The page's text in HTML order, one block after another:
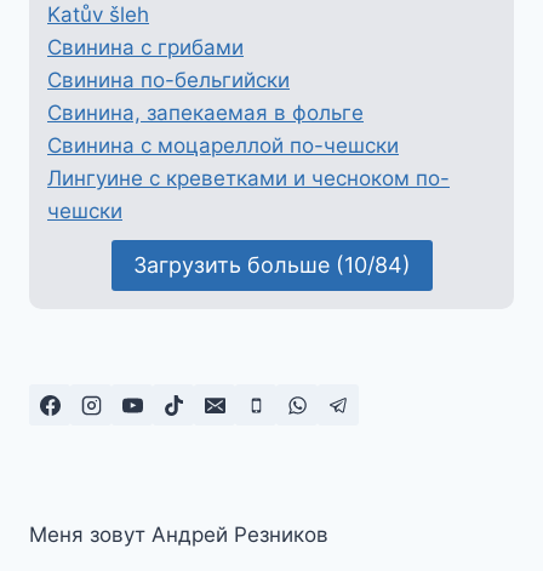
Katův šleh
Свинина с грибами
Свинина по-бельгийски
Свинина, запекаемая в фольге
Свинина с моцареллой по-чешски
Лингуине с креветками и чесноком по-
чешски
Загрузить больше (10/84)
Меня зовут Андрей Резников